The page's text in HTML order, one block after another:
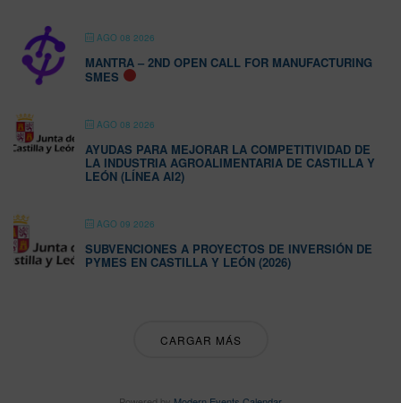
AGO 08 2026
MANTRA – 2ND OPEN CALL FOR MANUFACTURING
SMES
AGO 08 2026
AYUDAS PARA MEJORAR LA COMPETITIVIDAD DE
LA INDUSTRIA AGROALIMENTARIA DE CASTILLA Y
LEÓN (LÍNEA AI2)
AGO 09 2026
SUBVENCIONES A PROYECTOS DE INVERSIÓN DE
PYMES EN CASTILLA Y LEÓN (2026)
CARGAR MÁS